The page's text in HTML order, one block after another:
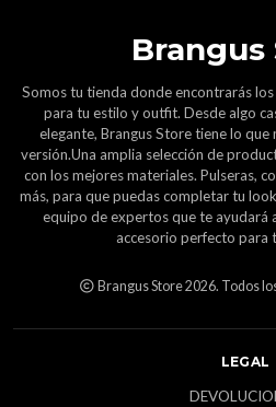
Brangus
Somos tu tienda donde encontrarás
para tu estilo y outfit. Desde algo
elegante, Brangus Store tiene lo
versión.Una amplia selección de
con los mejores materiales. Pulseras,
más, para que puedas completar tu
equipo de expertos que te ayudará
accesorio perfecto para
Brangus Store 2026. Todos
LEGAL